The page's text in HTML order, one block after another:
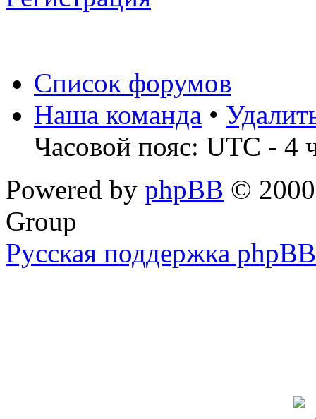
Список форумов
Наша команда •
Часовой пояс: UTC - 4
Powered by phpBB ©
Group
Русская поддержка phpBB